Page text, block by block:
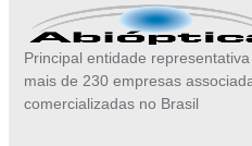
Principal entidade
mais de 230 empresas
comercializadas no Brasil